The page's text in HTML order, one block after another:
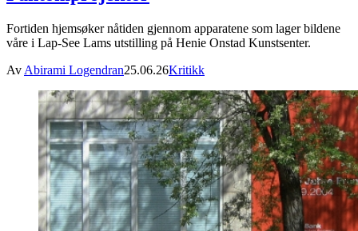
Fortiden hjemsøker nåtiden gjennom apparatene som lager bildene
våre i Lap-See Lams utstilling på Henie Onstad Kunstsenter.
Av Abirami Logendran25.06.26Kritikk